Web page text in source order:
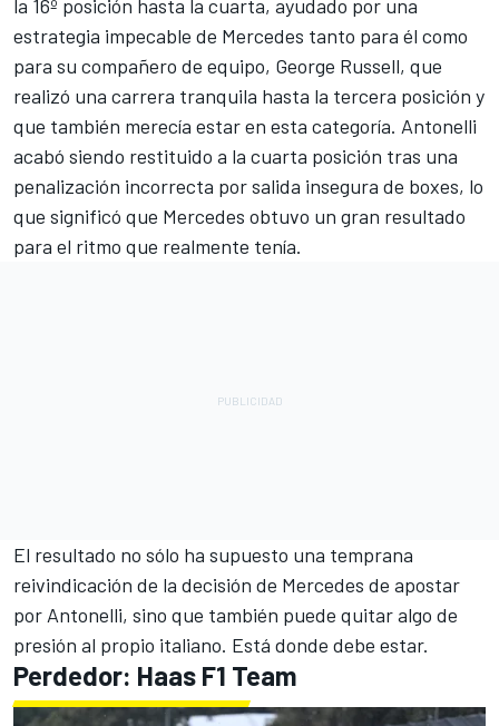
la 16º posición hasta la cuarta, ayudado por una
estrategia impecable de Mercedes tanto para él como
para su compañero de equipo, George Russell, que
realizó una carrera tranquila hasta la tercera posición y
que también merecía estar en esta categoría. Antonelli
acabó siendo restituido a la cuarta posición tras una
penalización incorrecta por salida insegura de boxes, lo
que significó que Mercedes obtuvo un gran resultado
para el ritmo que realmente tenía.
El resultado no sólo ha supuesto una temprana
reivindicación de la decisión de Mercedes de apostar
por Antonelli, sino que también puede quitar algo de
presión al propio italiano. Está donde debe estar.
Perdedor: Haas F1 Team